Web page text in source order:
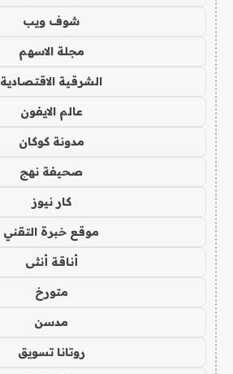
شوف ويب
مجلة الاسهم
الشرقية الاقتصادية
عالم الايفون
مدونة كوكان
صحيفة نهج
كار نيوز
موقع خبرة التقني
أناقة أنثى
متورخ
مدسن
روتانا تسويق